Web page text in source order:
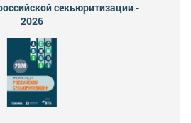
секьюритизации -
2026